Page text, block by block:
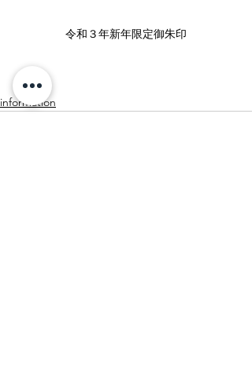
令和３年新年限定御朱印
information